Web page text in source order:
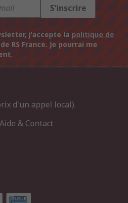
S'inscrire
j'accepte la politique de
de RS France. Je pourrai me
d'un appel local).
& Contact